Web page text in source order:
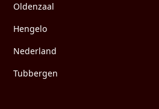
Oldenzaal
Hengelo
Nederland
Tubbergen